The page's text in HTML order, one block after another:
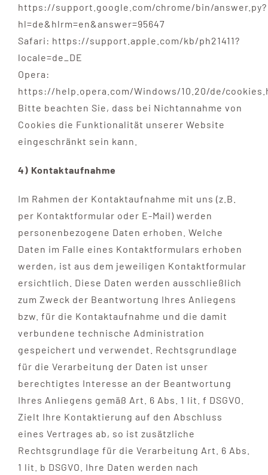
https://support.google.com/chrome/bin/answer.py?
hl=de&hlrm=en&answer=95647
Safari: https://support.apple.com/kb/ph21411?
locale=de_DE
Opera:
https://help.opera.com/Windows/10.20/de/
Bitte beachten Sie, dass bei Nichtannahme von
Cookies die Funktionalität unserer Website
eingeschränkt sein kann.
4) Kontaktaufnahme
Im Rahmen der Kontaktaufnahme mit uns (z.B.
per Kontaktformular oder E-Mail) werden
personenbezogene Daten erhoben. Welche
Daten im Falle eines Kontaktformulars erhoben
werden, ist aus dem jeweiligen Kontaktformular
ersichtlich. Diese Daten werden ausschließlich
zum Zweck der Beantwortung Ihres Anliegens
bzw. für die Kontaktaufnahme und die damit
verbundene technische Administration
gespeichert und verwendet. Rechtsgrundlage
für die Verarbeitung der Daten ist unser
berechtigtes Interesse an der Beantwortung
Ihres Anliegens gemäß Art. 6 Abs. 1 lit. f DSGVO.
Zielt Ihre Kontaktierung auf den Abschluss
eines Vertrages ab, so ist zusätzliche
Rechtsgrundlage für die Verarbeitung Art. 6 Abs.
1 lit. b DSGVO. Ihre Daten werden nach